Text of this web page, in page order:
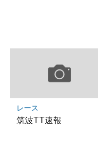
レース
筑波TT速報